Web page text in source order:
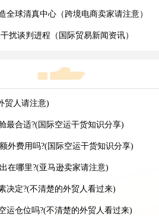
全球清真中心（跨境电商卖家请注意）
扰谈判进程（国际贸易新闻资讯）
贸人请注意)
最合适?(国际空运干货知识分享)
外费用吗?(国际空运干货知识分享)
在哪里?(亚马逊卖家请注意)
决定?(不清楚的外贸人看过来)
运仓位吗?(不清楚的外贸人看过来)